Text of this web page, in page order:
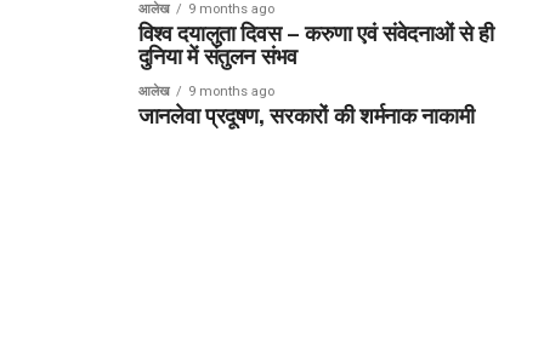
आलेख 9 months ago
विश्व दयालुता दिवस – करुणा एवं संवेदनाओं से ही
दुनिया में संतुलन संभव
आलेख 9 months ago
जानलेवा प्रदूषण, सरकारों की शर्मनाक नाकामी